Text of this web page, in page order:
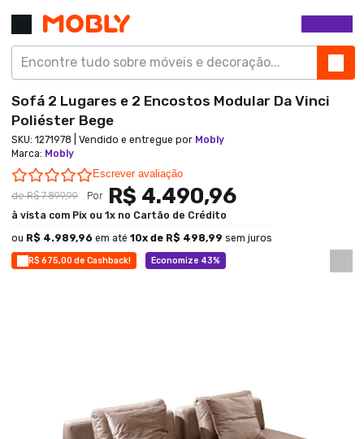
R$ 675,00 de Cashback! Economize 43%
Sofá 2 Lugares e 2 Encostos Modular Da Vinci
Poliéster Bege
SKU: 1271978 | Vendido e entregue por Mobly
Marca: Mobly
0.0 star rating
Escrever avaliação
deR$ 7.899,99 Por R$ 4.490,96
à vista com Pix ou 1x no Cartão de Crédito
ou R$ 4.989,96 em até 10x de R$ 498,99 sem juros